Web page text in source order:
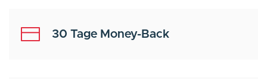
30 Tage Money-Back